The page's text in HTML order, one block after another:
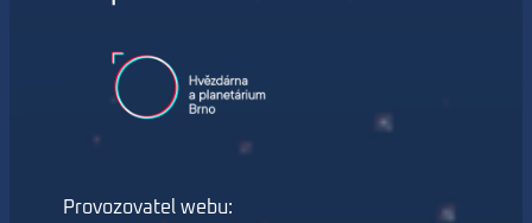
Provozovatel webu: